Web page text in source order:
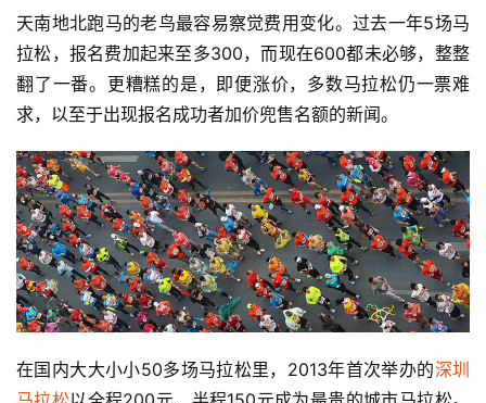
天南地北跑马的老鸟最容易察觉费用变化。过去一年5场马
拉松，报名费加起来至多300，而现在600都未必够，整整
翻了一番。更糟糕的是，即便涨价，多数马拉松仍一票难
求，以至于出现报名成功者加价兜售名额的新闻。
在国内大大小小50多场马拉松里，2013年首次举办的深圳